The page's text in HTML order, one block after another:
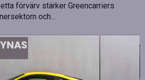
förvärv stärker Greencarriers
och…